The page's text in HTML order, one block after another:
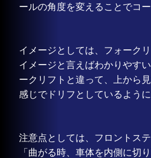
ールの角度を変えることでコ
イメージとしては、フォーク
イメージと言えばわかりやす
ークリフトと違って、上から
感じでドリフとしているように
注意点としては、フロントス
「曲がる時、車体を内側に切